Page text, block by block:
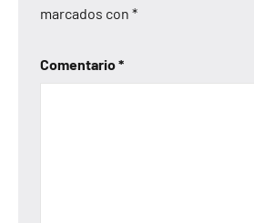
marcados con *
Comentario*